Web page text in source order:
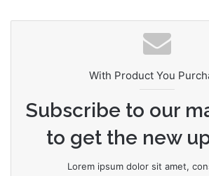
With Product You
Subscribe to our
to get the new
Lorem ipsum dolor sit amet,